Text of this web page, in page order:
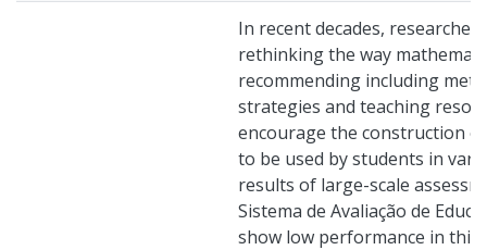
In recent decades,
rethinking the way
recommending including
strategies and teaching
encourage the construction
to be used by students in
results of large-scale
Sistema de Avaliação de
show low performance in this